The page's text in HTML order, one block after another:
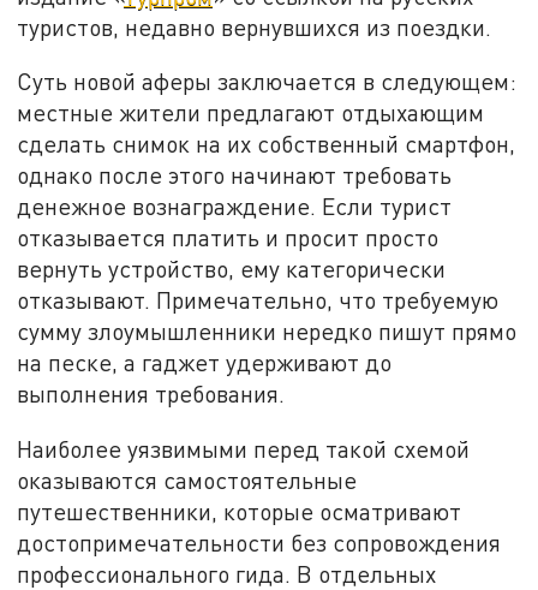
туристов, недавно вернувшихся из поездки.
Суть новой аферы заключается в следующем:
местные жители предлагают отдыхающим
сделать снимок на их собственный смартфон,
однако после этого начинают требовать
денежное вознаграждение. Если турист
отказывается платить и просит просто
вернуть устройство, ему категорически
отказывают. Примечательно, что требуемую
сумму злоумышленники нередко пишут прямо
на песке, а гаджет удерживают до
выполнения требования.
Наиболее уязвимыми перед такой схемой
оказываются самостоятельные
путешественники, которые осматривают
достопримечательности без сопровождения
профессионального гида. В отдельных